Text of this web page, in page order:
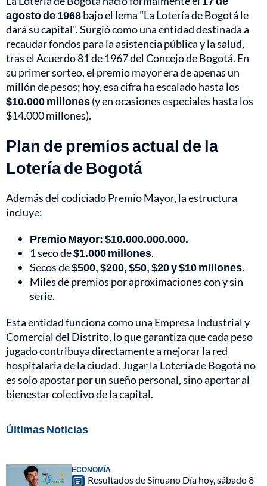
agosto de 1968bajo el lema "La Lotería de Bogotá le
dará su capital". Surgió como una entidad destinada a
recaudar fondos para la asistencia pública y la salud,
tras el Acuerdo 81 de 1967 del Concejo de Bogotá. En
su primer sorteo, el premio mayor era de apenas un
millón de pesos; hoy, esa cifra ha escalado hasta los
$10.000 millones(y en ocasiones especiales hasta los
$14.000 millones).
Plan de premios actual de la
Lotería de Bogotá
Además del codiciado Premio Mayor, la estructura
incluye:
Premio Mayor:$10.000.000.000.
1 seco de$1.000 millones.
Secos de$500, $200, $50, $20 y $10 millones.
Miles de premios por aproximaciones con y sin
serie.
Esta entidad funciona como una Empresa Industrial y
Comercial del Distrito, lo que garantiza que cada peso
jugado contribuya directamente a mejorar la red
hospitalaria de la ciudad. Jugar la Lotería de Bogotá no
es solo apostar por un sueño personal, sino aportar al
bienestar colectivo de la capital.
Últimas Noticias
ECONOMÍA
Resultados de Sinuano Día hoy, sábado 8